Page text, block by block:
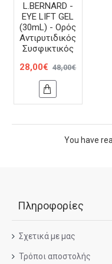
L.BERNARD -
EYE LIFT GEL
(30mL) - Ορός
Αντιρυτιδικός
Συσφικτικός
28,00€ 48,00€
You have
Πληροφορίες
Σχετικά με μας
Τρόποι αποστολής